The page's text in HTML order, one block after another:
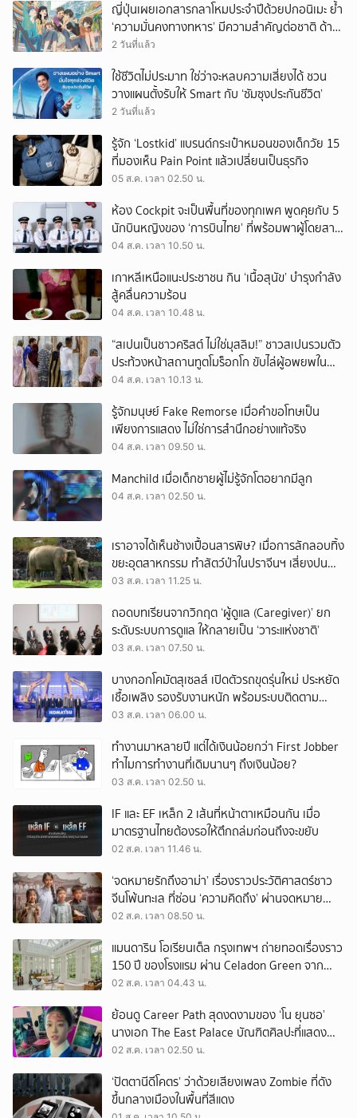
ญี่ปุ่นเผยเอกสารกลาโหมประจำปีด้วยปกอนิเมะ ย้ำ
‘ความมั่นคงทางทหาร’ มีความสำคัญต่อชาติ ด้าน
จีนเตือน ขออย่าซ้ำรอยประวัติศาสตร์
2 วันที่แล้ว
ใช้ชีวิตไม่ประมาท ใช่ว่าจะหลบความเสี่ยงได้ ชวน
วางแผนตั้งรับให้ Smart กับ ‘ซัมซุงประกันชีวิต’
2 วันที่แล้ว
รู้จัก ‘Lostkid’ แบรนด์กระเป๋าหมอนของเด็กวัย 15
ที่มองเห็น Pain Point แล้วเปลี่ยนเป็นธุรกิจ
05 ส.ค. เวลา 02.50 น.
ห้อง Cockpit จะเป็นพื้นที่ของทุกเพศ พูดคุยกับ 5
นักบินหญิงของ ‘การบินไทย’ ที่พร้อมพาผู้โดยสาร
บินไปทั่วโลก
04 ส.ค. เวลา 10.50 น.
เกาหลีเหนือแนะประชาชน กิน ‘เนื้อสุนัข’ บำรุงกำลัง
สู้คลื่นความร้อน
04 ส.ค. เวลา 10.48 น.
“สเปนเป็นชาวคริสต์ ไม่ใช่มุสลิม!” ชาวสเปนรวมตัว
ประท้วงหน้าสถานทูตโมร็อกโก ขับไล่ผู้อพยพใน
เมืองเซวตาออกนอกประเทศ
04 ส.ค. เวลา 10.13 น.
รู้จักมนุษย์ Fake Remorse เมื่อคำขอโทษเป็น
เพียงการแสดง ไม่ใช่การสำนึกอย่างแท้จริง
04 ส.ค. เวลา 09.50 น.
Manchild เมื่อเด็กชายผู้ไม่รู้จักโตอยากมีลูก
04 ส.ค. เวลา 02.50 น.
เราอาจได้เห็นช้างเปื้อนสารพิษ? เมื่อการลักลอบทิ้ง
ขยะอุตสาหกรรม ทำสัตว์ป่าในปราจีนฯ เสี่ยงปน
เปื้อน
03 ส.ค. เวลา 11.25 น.
ถอดบทเรียนจากวิกฤต ‘ผู้ดูแล (Caregiver)’ ยก
ระดับระบบการดูแล ให้กลายเป็น ‘วาระแห่งชาติ’
03 ส.ค. เวลา 07.50 น.
บางกอกโคมัตสุเซลส์ เปิดตัวรถขุดรุ่นใหม่ ประหยัด
เชื้อเพลิง รองรับงานหนัก พร้อมระบบติดตาม
เครื่องจักรผ่านดาวเทียม
03 ส.ค. เวลา 06.00 น.
ทำงานมาหลายปี แต่ได้เงินน้อยกว่า First Jobber
ทำไมการทำงานที่เดิมนานๆ ถึงเงินน้อย?
03 ส.ค. เวลา 02.50 น.
IF และ EF เหล็ก 2 เส้นที่หน้าตาเหมือนกัน เมื่อ
มาตรฐานไทยต้องรอให้ตึกถล่มก่อนถึงจะขยับ
02 ส.ค. เวลา 11.46 น.
‘จดหมายรักถึงอาม่า’ เรื่องราวประวัติศาสตร์ชาว
จีนโพ้นทะเล ที่ซ่อน ‘ความคิดถึง’ ผ่านจดหมาย
‘โพยก๊วน’
02 ส.ค. เวลา 08.50 น.
แมนดาริน โอเรียนเต็ล กรุงเทพฯ ถ่ายทอดเรื่องราว
150 ปี ของโรงแรม ผ่าน Celadon Green จาก
เครื่องศิลาดล
02 ส.ค. เวลา 04.43 น.
ย้อนดู Career Path สุดงดงามของ ‘โน ยุนซอ’
นางเอก The East Palace บัณฑิตศิลปะที่แสดง
เรื่องไหนก็ปัง
02 ส.ค. เวลา 02.50 น.
‘ปัตตานีดีโคตร’ ว่าด้วยเสียงเพลง Zombie ที่ดัง
ขึ้นกลางเมืองในพื้นที่สีแดง